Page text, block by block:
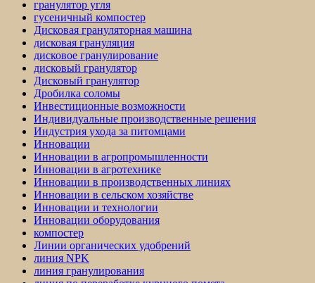
гранулятор угля
гусеничный компостер
Дисковая грануляторная машина
дисковая грануляция
дисковое гранулирование
дисковый гранулятор
Дисковый гранулятор
Дробилка соломы
Инвестиционные возможности
Индивидуальные производственные решения
Индустрия ухода за питомцами
Инновации
Инновации в агропромышленности
Инновации в агротехнике
Инновации в производственных линиях
Инновации в сельском хозяйстве
Инновации и технологии
Инновации оборудования
компостер
Линии органических удобрений
линия NPK
линия гранулирования